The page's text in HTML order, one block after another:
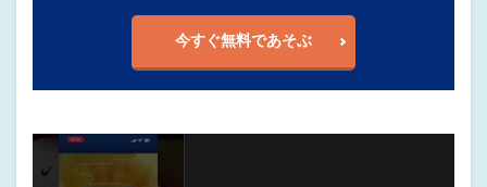
今すぐ無料であそぶ